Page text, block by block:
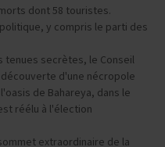
dont 58 touristes.
y compris le parti des
tenues secrètes, le Conseil
d'une nécropole
de Bahareya, dans le
réélu à l'élection
extraordinaire de la